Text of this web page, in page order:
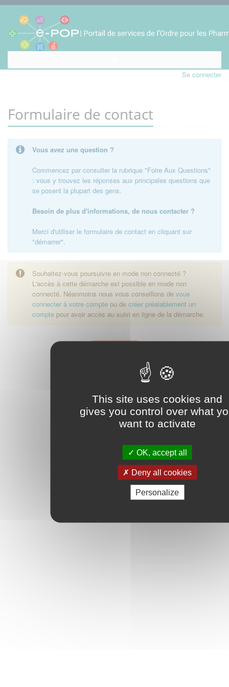
This site uses cookies and
gives you control over what
want to activate
OK, accept all
Deny all cookies
Personalize
Se connecter
Formulaire de contact
Vous avez une question ?
Commencez par consulter la rubrique "Foire Aux Questions"
: vous y trouvez les réponses aux principales questions que
se posent la plupart des gens.
Besoin de plus d'informations, de nous contacter ?
Merci d'utiliser le formulaire de contact en cliquant sur
"démarrer".
Souhaitez-vous poursuivre en mode non connecté ?
L'accès à cette démarche est possible en mode non
connecté. Néanmoins nous vous conseillons de vous
connecter à votre compte ou de créer préalablement un
compte pour avoir accès au suivi en ligne de la démarche.